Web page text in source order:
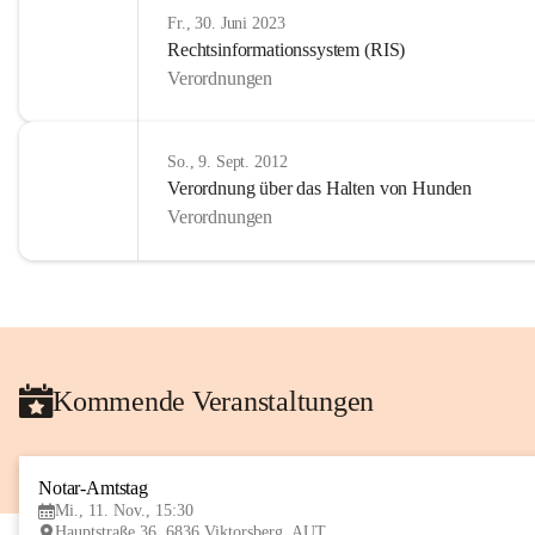
Fr., 30. Juni 2023
Rechtsinformationssystem (RIS)
Verordnungen
So., 9. Sept. 2012
Verordnung über das Halten von Hunden
Verordnungen
Kommende Veranstaltungen
Notar-Amtstag
Mi., 11. Nov., 15:30